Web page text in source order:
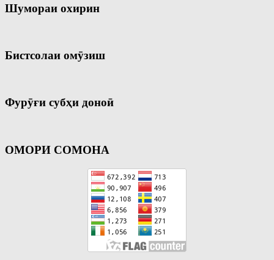
Шумораи охирин
Бистсолаи омӯзиш
Фурӯғи субҳи доноӣ
ОМОРИ СОМОНА